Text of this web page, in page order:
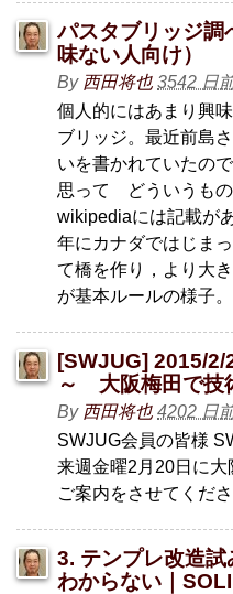
パスタブリッジ調
味ない人向け）
By 西田将也 3542 日
個人的にはあまり興
ブリッジ。最近前島
いを書かれていたの
思って どういうもの
wikipediaには記載が
年にカナダではじま
て橋を作り，より大
が基本ルールの様子
[SWJUG] 2015/2/
～ 大阪梅田で技
By 西田将也 4202 日
SWJUG会員の皆様
来週金曜2月20日に
ご案内をさせてくだ
3. テンプレ改造
わからない｜